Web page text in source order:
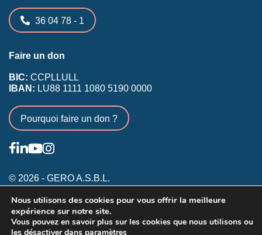
36 04 78 - 1
Faire un don
BIC: CCPLLULL
IBAN: LU88 1111 1080 5190 0000
Pourquoi faire un don ?
© 2026 - GERO A.S.B.L.
Conditions générales
Inscription membres existants
Nous utilisons des cookies pour vous offrir la meilleure
expérience sur notre site.
Vous pouvez en savoir plus sur les cookies que nous utilisons ou
les désactiver dans paramètres